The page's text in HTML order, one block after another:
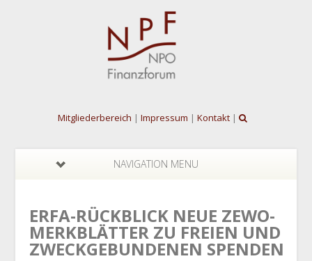
Mitgliederbereich | Impressum | Kontakt|
NAVIGATION MENU
ERFA-RÜCKBLICK NEUE ZEWO-
MERKBLÄTTER ZU FREIEN UND
ZWECKGEBUNDENEN SPENDEN